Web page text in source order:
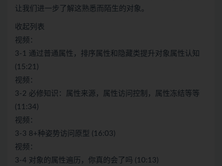
让我们进一步了解这熟悉而陌生的对象。
收起列表
视频：
3-1 通过普通属性，排序属性和隐藏类提升对象属性认知
(15:21)
视频：
3-2 必修知识：属性来源，属性访问控制，属性冻结等等
(11:34)
视频：
3-3 8+种姿势访问原型 (16:03)
视频：
3-4 对象的属性遍历，你真的会了吗 (10:13)